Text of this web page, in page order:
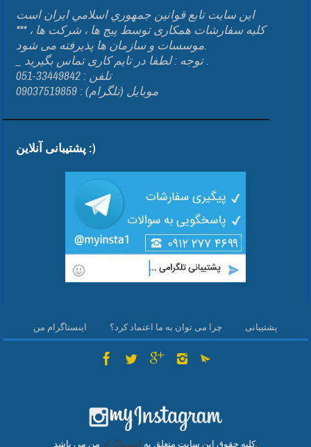
اين سايت تابع قوانين جمهوري اسلامي ايران است
*** کلیه سفارشات همکاری توسط پیج ها ، شرکت ها ،
موسسات و سازمان ها پذیرفته می شود.
_ توجه : لطفا در تایم کاری تماس بگیرید .
تلفن : 33449842-051
موبایل (تلگرام) : 09037519859
پشتیبانی آنلاین :)
اینستاگرام من چرا می توان به ما اعتماد کرد؟ پشتیبانی
کلیه حقوق این سایت متعلق به اینستاگرام من می باشد.